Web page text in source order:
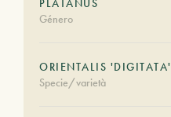
PLATANUS
Género
ORIENTALIS 'DIGITATA'
Specie/varietà